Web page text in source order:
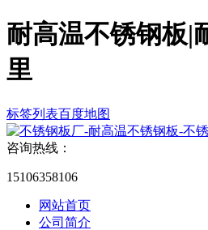
耐高温不锈钢板|
里
标签列表百度地图
咨询热线：
15106358106
网站首页
公司简介